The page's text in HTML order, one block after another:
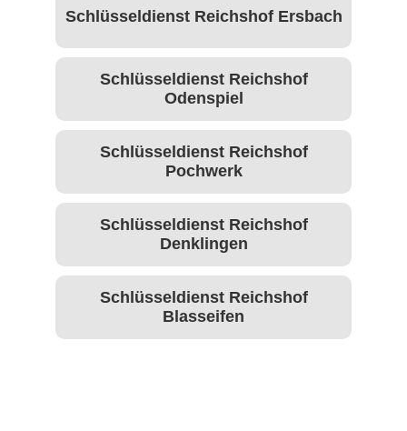
Schlüsseldienst Reichshof Ersbach
Schlüsseldienst Reichshof
Odenspiel
Schlüsseldienst Reichshof
Pochwerk
Schlüsseldienst Reichshof
Denklingen
Schlüsseldienst Reichshof
Blasseifen